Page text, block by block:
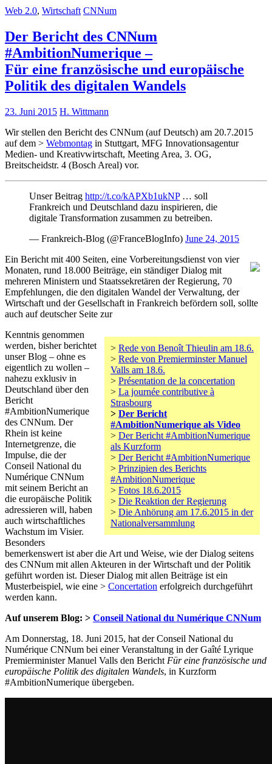
Web 2.0, Wirtschaft CNNum
Der Bericht des CNNum
#AmbitionNumerique –
Für eine französische und europäische
Politik des digitalen Wandels
23. Juni 2015 H. Wittmann
Wir stellen den Bericht des CNNum (auf Deutsch) am 20.7.2015
auf dem > Webmontag in Stuttgart, MFG Innovationsagentur
Medien- und Kreativwirtschaft, Meeting Area, 3. OG,
Breitscheidstr. 4 (Bosch Areal) vor.
Unser Beitrag http://t.co/kAPXb1ukNP… soll
Frankreich und Deutschland dazu inspirieren, die
digitale Transformation zusammen zu betreiben.
— Frankreich-Blog (@FranceBlogInfo) June 24, 2015
Ein Bericht mit 400 Seiten, eine Vorbereitungsdienst von vier
Monaten, rund 18.000 Beiträge, ein ständiger Dialog mit
mehreren Ministern und Staatssekretären der Regierung, 70
Empfehlungen, die den digitalen Wandel der Verwaltung, der
Wirtschaft und der Gesellschaft in Frankreich befördern soll, sollte
auch auf deutscher Seite zur
> Rede von Benoît Thieulin am 18.6.
> Rede von Premierminster Manuel
Valls am 18.6.
> Présentation de la concertation
> La journée contributive à
Strasbourg
> Der Bericht
#AmbitionNumerique als Video
> Der Bericht #AmbitionNumerique
als Kurzform
> Der Bericht #AmbitionNumerique
> Prinzipien des Berichts
#AmbitionNumerique
> Fotos 18.6.2015
> Die Reaktion der Regierung
> Die Anhörung am 17.6.2015 in der
Nationalversammlung
Kenntnis genommen
werden, bisher berichtet
unser Blog – ohne es
eigentlich zu wollen –
nahezu exklusiv in
Deutschland über den
Bericht
#AmbitionNumerique
des CNNum. Der
Rhein ist keine
Internetgrenze, die
Impulse, die der
Conseil National du
Numérique CNNum
mit seinem Bericht an
die europäische Politik
adressieren will, haben
auch wirtschaftliches
Wachstum im Visier.
Besonders
bemerkenswert ist aber die Art und Weise, wie der Dialog seitens
des CNNum mit allen Akteuren in der Wirtschaft und der Politik
geführt worden ist. Dieser Dialog mit allen Beiträge ist ein
Musterbeispiel, wie eine > Concertation erfolgreich durchgeführt
werden kann.
Auf unserem Blog: > Conseil National du Numérique CNNum
Am Donnerstag, 18. Juni 2015, hat der Conseil National du
Numérique CNNum bei einer Veranstaltung in der Gaîté Lyrique
Premierminister Manuel Valls den Bericht Für eine französische und
europäische Politik des digitalen Wandels, in Kurzform
#AmbitionNumerique übergeben.